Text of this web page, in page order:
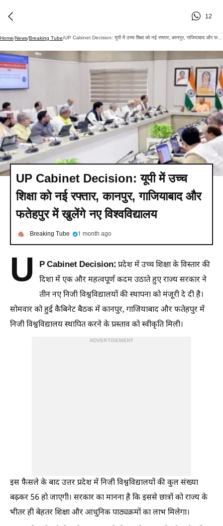
12
Home/News/Breaking Tube/ UP Cabinet Decision: यूपी में उच्च शिक्षा को नई रफ्तार, कानपुर, गाजियाबाद और फतेहपुर में खुलेंगे नए विश्वविद्यालय
UP Cabinet Decision: यूपी में उच्च
शिक्षा को नई रफ्तार, कानपुर, गाजियाबाद और
फतेहपुर में खुलेंगे नए विश्वविद्यालय
Breaking Tube 1 month ago
U P Cabinet Decision:प्रदेश में उच्च शिक्षा के विस्तार की
दिशा में एक और महत्वपूर्ण कदम उठाते हुए राज्य सरकार ने
तीन नए निजी विश्वविद्यालयों की स्थापना को मंजूरी दे दी है।
सोमवार को हुई कैबिनेट बैठक में कानपुर, गाजियाबाद और फतेहपुर में
निजी विश्वविद्यालय स्थापित करने के प्रस्ताव को स्वीकृति मिली।
ADVERTISEMENT
इस फैसले के बाद उत्तर प्रदेश में निजी विश्वविद्यालयों की कुल संख्या
बढ़कर 56 हो जाएगी। सरकार का मानना है कि इससे छात्रों को राज्य के
भीतर ही बेहतर शिक्षा और आधुनिक पाठ्यक्रमों का लाभ मिलेगा।